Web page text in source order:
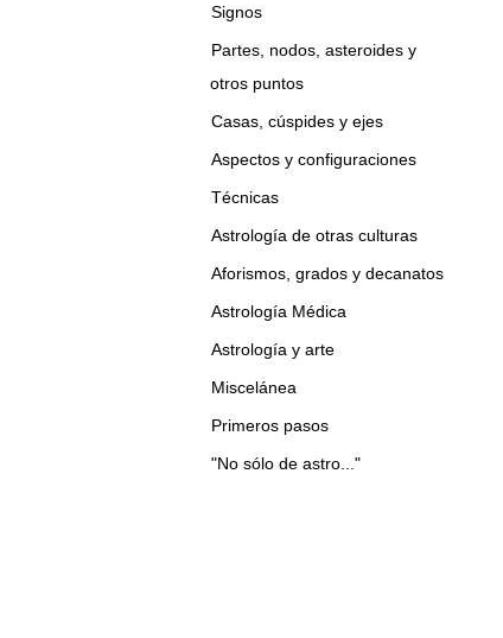
Signos
Partes, nodos, asteroides y
otros puntos
Casas, cúspides y ejes
Aspectos y configuraciones
Técnicas
Astrología de otras culturas
Aforismos, grados y decanatos
Astrología Médica
Astrología y arte
Miscelánea
Primeros pasos
"No sólo de astro..."